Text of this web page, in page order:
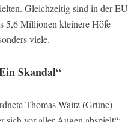
Gleichzeitig sind in der EU
5,6 Millionen kleinere Höfe
viele.
Skandal“
Thomas Waitz (Grüne)